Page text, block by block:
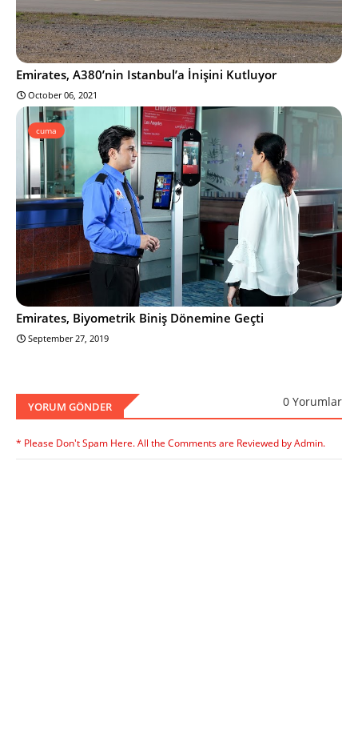
Emirates, A380’nin Istanbul’a İnişini Kutluyor
October 06, 2021
cuma
Emirates, Biyometrik Biniş Dönemine Geçti
September 27, 2019
YORUM GÖNDER 0 Yorumlar
* Please Don't Spam Here. All the Comments are Reviewed by Admin.